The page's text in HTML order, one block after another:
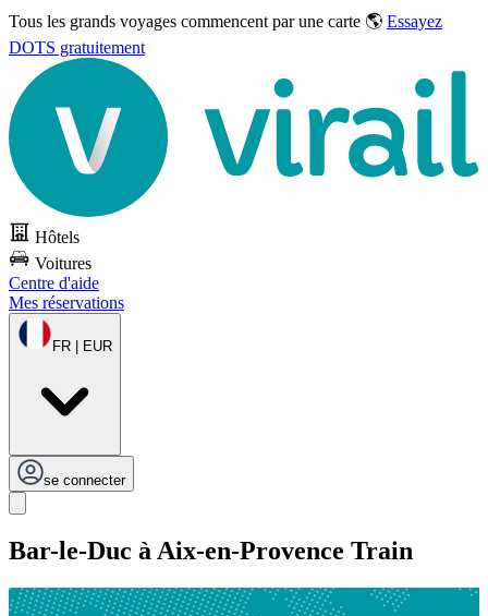
Tous les grands voyages commencent par une carte 🌎 Essayez
DOTS gratuitement
Hôtels
Voitures
Centre d'aide
Mes réservations
FR | EUR
se connecter
Bar-le-Duc à Aix-en-Provence Train